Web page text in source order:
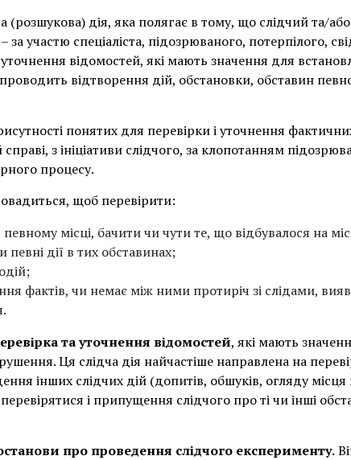
(розшукова) дія, яка полягає в тому, що слідчий та/
участю спеціаліста, підозрюваного, потерпілого,
відомостей, які мають значення для
відтворення дій, обстановки, обставин
понятих для перевірки і уточнення
з ініціативи слідчого, за клопотанням
процесу.
щоб перевірити:
місці, бачити чи чути те, що відбувалося на
дії в тих обставинах;
фактів, чи немає між ними протиріч зі слідами,
та уточнення відомостей, які мають
Ця слідча дія найчастіше направлена на
інших слідчих дій (допитів, обшуків, огляду місця
і припущення слідчого про ті чи інші
про проведення слідчого експерименту.